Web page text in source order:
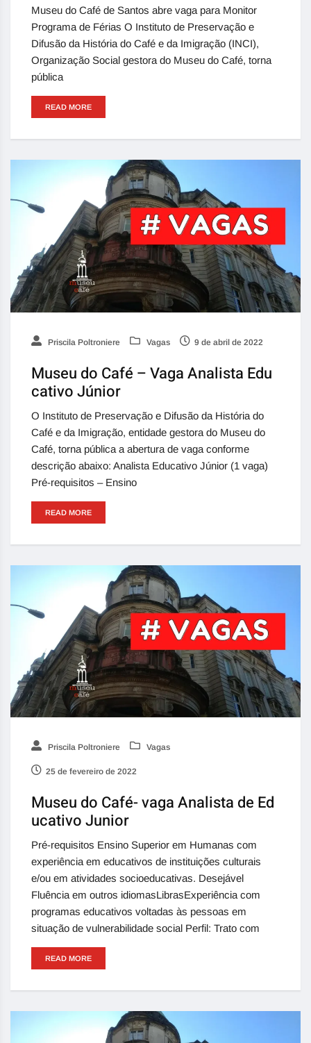
Museu do Café de Santos abre vaga para Monitor
Programa de Férias O Instituto de Preservação e
Difusão da História do Café e da Imigração (INCI),
Organização Social gestora do Museu do Café, torna
pública
READ MORE
Priscila Poltroniere Vagas 9 de abril de 2022
Museu do Café – Vaga Analista Edu
cativo Júnior
O Instituto de Preservação e Difusão da História do
Café e da Imigração, entidade gestora do Museu do
Café, torna pública a abertura de vaga conforme
descrição abaixo: Analista Educativo Júnior (1 vaga)
Pré-requisitos – Ensino
READ MORE
Priscila Poltroniere Vagas
25 de fevereiro de 2022
Museu do Café- vaga Analista de Ed
ucativo Junior
Pré-requisitos Ensino Superior em Humanas com
experiência em educativos de instituições culturais
e/ou em atividades socioeducativas. Desejável
Fluência em outros idiomasLibrasExperiência com
programas educativos voltadas às pessoas em
situação de vulnerabilidade social Perfil: Trato com
READ MORE